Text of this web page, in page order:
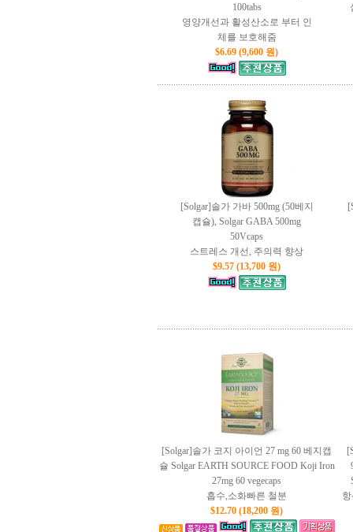
100tabs
영양개선과 활성산소로 부터 인
체를 보호해줌
$6.69 (9,600 원)
[Solgar]솔가 가바 500mg (50베지
캡슐), Solgar GABA 500mg
50Vcaps
스트레스 개선, 주의력 향상
$9.57 (13,700 원)
[Solgar]솔가 코지 아이언 27 mg 60 베지캡
슐 Solgar EARTH SOURCE FOOD Koji Iron
27mg 60 vegecaps
흡수,소화빠른 철분
$12.70 (18,200 원)